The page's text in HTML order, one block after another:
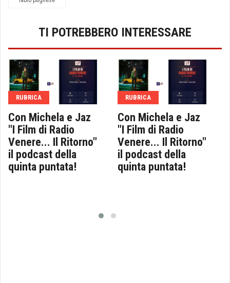
TI POTREBBERO INTERESSARE
RUBRICA
Con Michela e Jaz
"I Film di Radio
Venere... Il Ritorno"
il podcast della
quinta puntata!
RUBRICA
Con Michela e Jaz
"I Film di Radio
Venere... Il Ritorno"
il podcast della
quinta puntata!